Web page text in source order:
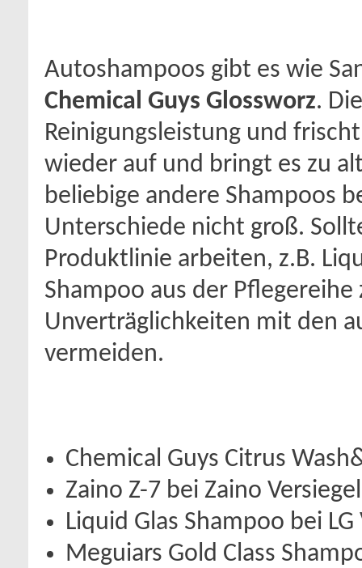
Autoshampoos gibt es wie
Chemical Guys Glossworz.
Reinigungsleistung und
wieder auf und bringt es zu
beliebige andere Shampoos
Unterschiede nicht groß.
Produktlinie arbeiten, z.B.
Shampoo aus der
Unverträglichkeiten mit den
vermeiden.
Chemical Guys Citrus
Zaino Z-7 bei Zaino
Liquid Glas Shampoo bei
Meguiars Gold Class